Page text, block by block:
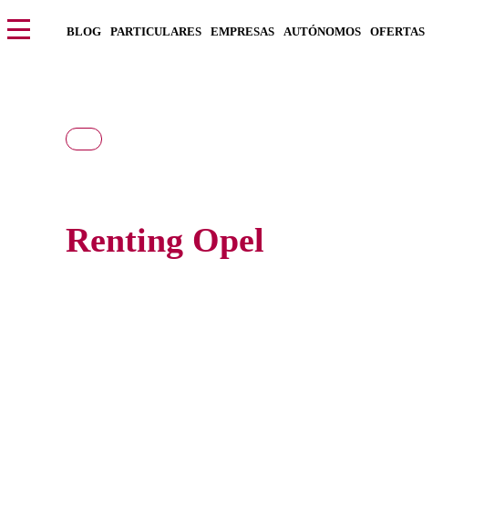
BLOG PARTICULARES EMPRESAS AUTÓNOMOS OFERTAS
Renting Opel